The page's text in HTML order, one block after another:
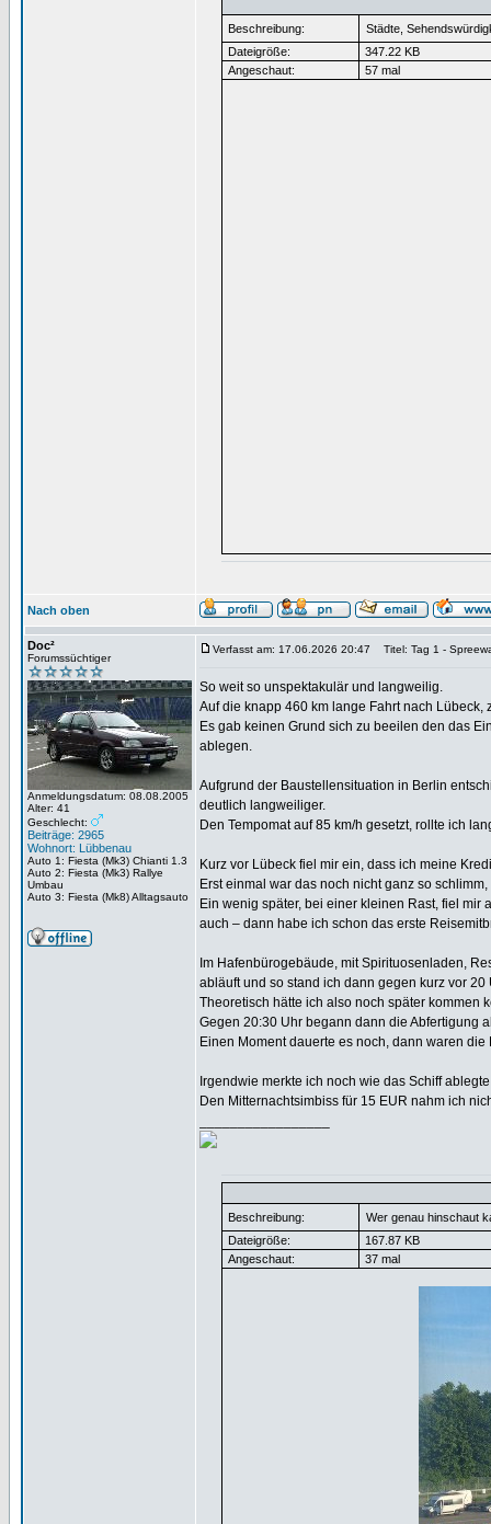
Beschreibung:
Städte,
Dateigröße:
347.22 KB
Angeschaut:
57 mal
Nach oben
Doc²
Forumssüchtiger
Anmeldungsdatum: 08.08.2005
Alter: 41
Geschlecht:
Beiträge: 2965
Wohnort: Lübbenau
Auto 1: Fiesta (Mk3) Chianti 1.3
Auto 2: Fiesta (Mk3) Rallye
Umbau
Auto 3: Fiesta (Mk8) Alltagsauto
Verfasst am: 17.06.2026 20:47 Titel: Tag 1 -
So weit so unspektakulär und langweilig.
Auf die knapp 460 km lange Fahrt nach
Es gab keinen Grund sich zu beeilen den das
ablegen.
Aufgrund der Baustellensituation in Berlin
deutlich langweiliger.
Den Tempomat auf 85 km/h gesetzt, rollte ich
Kurz vor Lübeck fiel mir ein, dass ich meine
Erst einmal war das noch nicht ganz so
Ein wenig später, bei einer kleinen Rast, fiel
auch – dann habe ich schon das erste
Im Hafenbürogebäude, mit Spirituosenladen,
abläuft und so stand ich dann gegen kurz vor
Theoretisch hätte ich also noch später kommen
Gegen 20:30 Uhr begann dann die Abfertigung
Einen Moment dauerte es noch, dann waren
Irgendwie merkte ich noch wie das Schiff
Den Mitternachtsimbiss für 15 EUR nahm ich
Beschreibung:
Wer genau hinschaut
Dateigröße:
167.87 KB
Angeschaut:
37 mal